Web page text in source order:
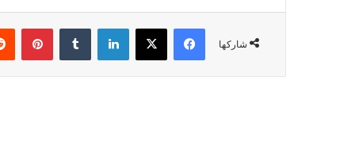
شاركها
فيسبوك X لينكدإن